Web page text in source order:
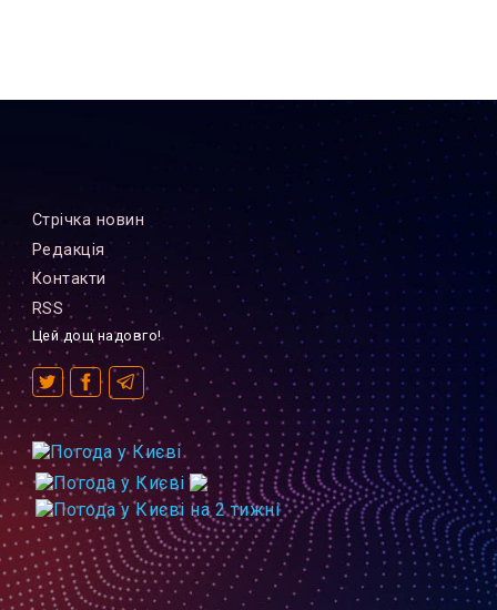
Стрiчка новин
Редакцiя
Контакти
RSS
Цей дощ надовго!